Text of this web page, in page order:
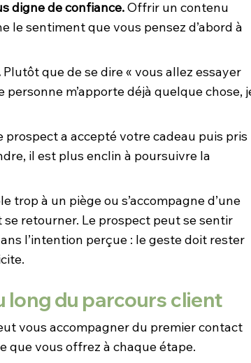
digne de confiance. Offrir un contenu
le sentiment que vous pensez d’abord à
Plutôt que de se dire « vous allez essayer
personne m’apporte déjà quelque chose,
prospect a accepté votre cadeau puis pris
il est plus enclin à poursuivre la
à un piège ou s’accompagne d’une
retourner. Le prospect peut se sentir
l’intention perçue : le geste doit rester
long du parcours client
vous accompagner du premier contact
que vous offrez à chaque étape.